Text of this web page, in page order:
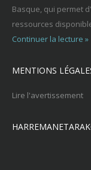
Basque, qui permet
ressources
Continuer la lecture »
MENTIONS
Lire l'avertissement